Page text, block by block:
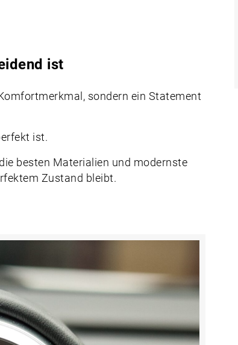
ist
sondern ein Statement
ist.
besten Materialien und modernste
Zustand bleibt.